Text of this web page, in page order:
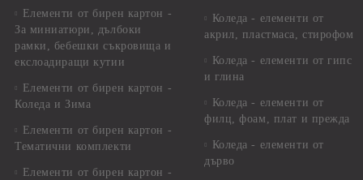
Елементи от бирен картон -
За миниатюри, дълбоки
рамки, бебешки съкровища и
екслоадиращи кутии
Елементи от бирен картон -
Коледа и Зима
Елементи от бирен картон -
Тематични комплекти
Елементи от бирен картон -
Коледа - елементи от
акрил, пластмаса, стирофом
Коледа - елементи от гипс
и глина
Коледа - елементи от
филц, фоам, плат и прежда
Коледа - елементи от
дърво